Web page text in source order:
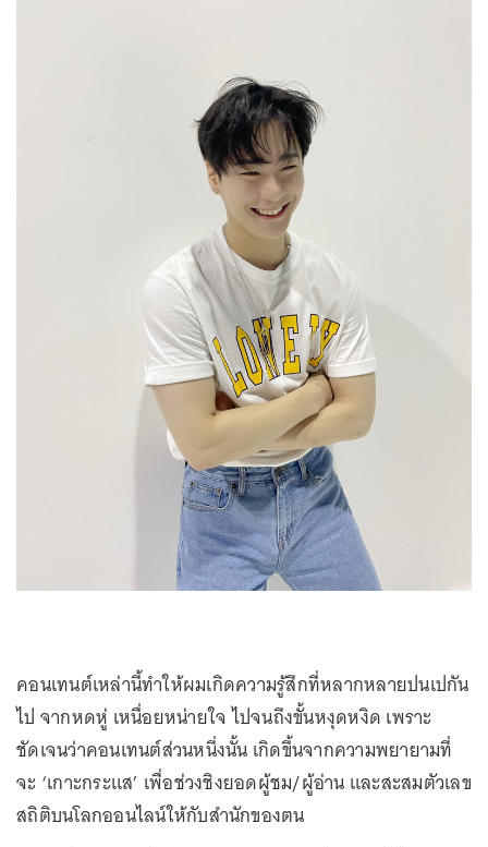
คอนเทนต์เหล่านี้ทำให้ผมเกิดความรู้สึกที่หลากหลายปนเปกัน
ไป จากหดหู่ เหนื่อยหน่ายใจ ไปจนถึงขั้นหงุดหงิด เพราะ
ชัดเจนว่าคอนเทนต์ส่วนหนึ่งนั้น เกิดขึ้นจากความพยายามที่
จะ ‘เกาะกระแส’ เพื่อช่วงชิงยอดผู้ชม/ผู้อ่าน และสะสมตัวเลข
สถิติบนโลกออนไลน์ให้กับสำนักของตน